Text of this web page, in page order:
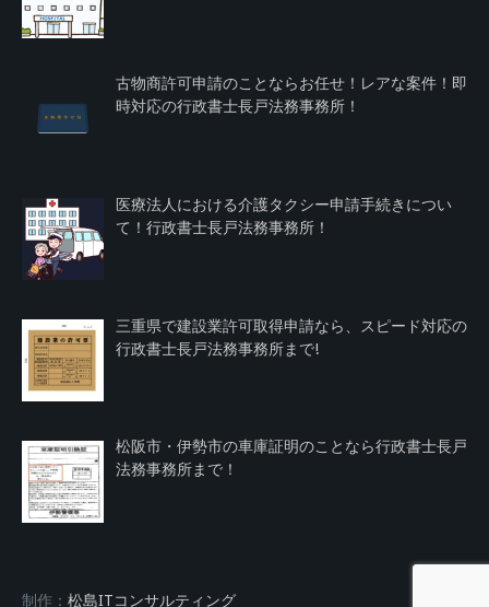
古物商許可申請のことならお任せ！レアな案件！即
時対応の行政書士長戸法務事務所！
医療法人における介護タクシー申請手続きについ
て！行政書士長戸法務事務所！
三重県で建設業許可取得申請なら、スピード対応の
行政書士長戸法務事務所まで!
松阪市・伊勢市の車庫証明のことなら行政書士長戸
法務事務所まで！
制作： 松島ITコンサルティング